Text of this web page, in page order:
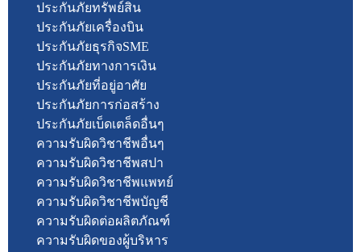
ประกันภัยทรัพย์สิน
ประกันภัยเครื่องบิน
ประกันภัยธุรกิจSME
ประกันภัยทางการเงิน
ประกันภัยที่อยู่อาศัย
ประกันภัยการก่อสร้าง
ประกันภัยเบ็ดเตล็ดอื่นๆ
ความรับผิดวิชาชีพอื่นๆ
ความรับผิดวิชาชีพสปา
ความรับผิดวิชาชีพแพทย์
ความรับผิดวิชาชีพบัญชี
ความรับผิดต่อผลิตภัณฑ์
ความรับผิดของผู้บริหาร